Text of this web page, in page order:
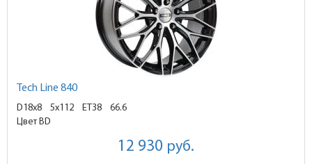
Tech Line 840
D18x8 5x112 ET38
66.6
Цвет BD
12 930 руб.